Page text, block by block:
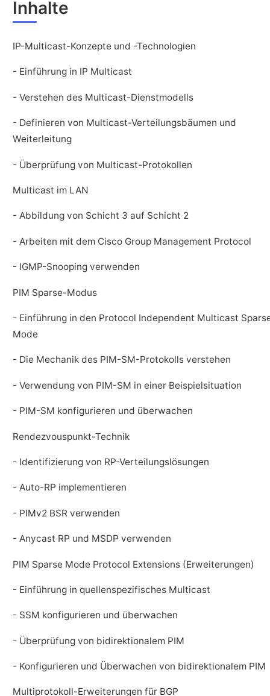
Inhalte
IP-Multicast-Konzepte und -Technologien
- Einführung in IP Multicast
- Verstehen des Multicast-Dienstmodells
- Definieren von Multicast-Verteilungsbäumen und
Weiterleitung
- Überprüfung von Multicast-Protokollen
Multicast im LAN
- Abbildung von Schicht 3 auf Schicht 2
- Arbeiten mit dem Cisco Group Management Protocol
- IGMP-Snooping verwenden
PIM Sparse-Modus
- Einführung in den Protocol Independent Multicast
Mode
- Die Mechanik des PIM-SM-Protokolls verstehen
- Verwendung von PIM-SM in einer Beispielsituation
- PIM-SM konfigurieren und überwachen
Rendezvouspunkt-Technik
- Identifizierung von RP-Verteilungslösungen
- Auto-RP implementieren
- PIMv2 BSR verwenden
- Anycast RP und MSDP verwenden
PIM Sparse Mode Protocol Extensions (Erweiterungen)
- Einführung in quellenspezifisches Multicast
- SSM konfigurieren und überwachen
- Überprüfung von bidirektionalem PIM
- Konfigurieren und Überwachen von bidirektionalem PIM
Multiprotokoll-Erweiterungen für BGP